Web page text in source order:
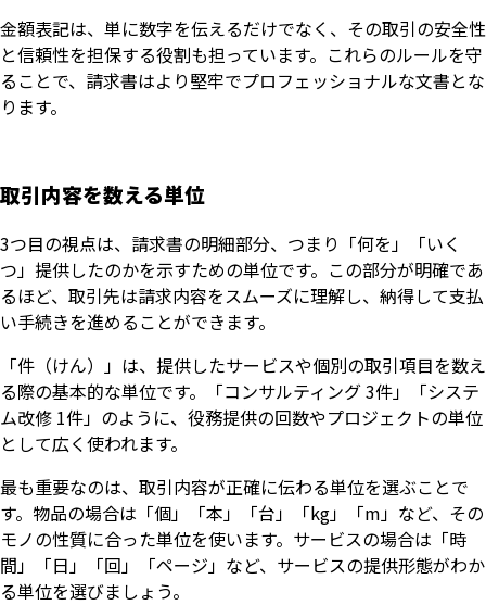
金額表記は、単に数字を伝えるだけでなく、その取引の安全性
と信頼性を担保する役割も担っています。これらのルールを守
ることで、請求書はより堅牢でプロフェッショナルな文書とな
ります。
取引内容を数える単位
3つ目の視点は、請求書の明細部分、つまり「何を」「いく
つ」提供したのかを示すための単位です。この部分が明確であ
るほど、取引先は請求内容をスムーズに理解し、納得して支払
い手続きを進めることができます。
「件（けん）」は、提供したサービスや個別の取引項目を数え
る際の基本的な単位です。「コンサルティング 3件」「システ
ム改修 1件」のように、役務提供の回数やプロジェクトの単位
として広く使われます。
最も重要なのは、取引内容が正確に伝わる単位を選ぶことで
す。物品の場合は「個」「本」「台」「kg」「m」など、その
モノの性質に合った単位を使います。サービスの場合は「時
間」「日」「回」「ページ」など、サービスの提供形態がわか
る単位を選びましょう。